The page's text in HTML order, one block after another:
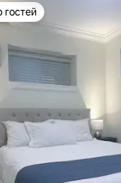
з 5, відгуки: 9
гостей
гостей